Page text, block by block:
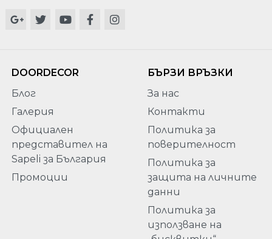
DOORDECOR
Блог
Галерия
Официален
представител на
Sapeli за България
Промоции
БЪРЗИ ВРЪЗКИ
За нас
Контакти
Политика за
поверителност
Политика за
защита на личните
данни
Политика за
използване на